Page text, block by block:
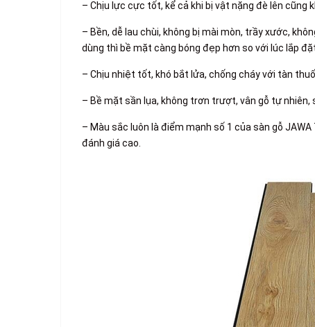
– Chịu lực cực tốt, kể cả khi bị vật nặng đè lên cũng
– Bền, dễ lau chùi, không bị mài mòn, trầy xước,
dùng thì bề mặt càng bóng đẹp hơn so với lúc lắp
– Chịu nhiệt tốt, khó bắt lửa, chống cháy với tàn
– Bề mặt sần lụa, không trơn trượt, vân gỗ tự nhiên,
– Màu sắc luôn là điểm mạnh số 1 của sàn gỗ
đánh giá cao.